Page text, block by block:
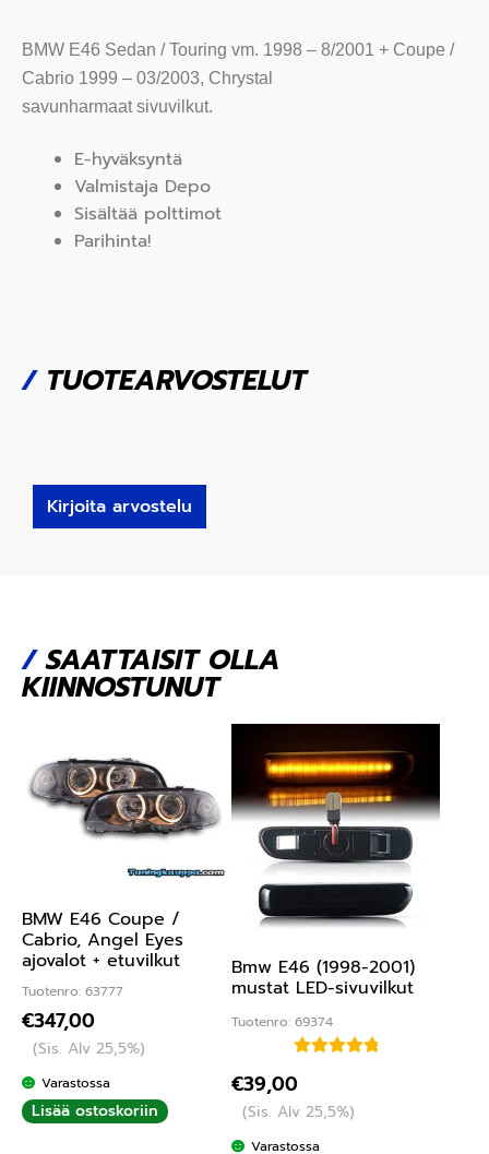
BMW E46 Sedan / Touring vm. 1998 – 8/2001 + Coupe /
Cabrio 1999 – 03/2003, Chrystal
savunharmaat sivuvilkut.
E-hyväksyntä
Valmistaja Depo
Sisältää polttimot
Parihinta!
/TUOTEARVOSTELUT
Kirjoita arvostelu
/SAATTAISIT OLLA
KIINNOSTUNUT
BMW E46 Coupe /
Cabrio, Angel Eyes
ajovalot + etuvilkut
Tuotenro: 63777
€347,00
(Sis. Alv 25,5%)
Varastossa
Lisää ostoskoriin
Bmw E46 (1998-2001)
mustat LED-sivuvilkut
Tuotenro: 69374
5.00/ 5
€39,00
(Sis. Alv 25,5%)
Varastossa